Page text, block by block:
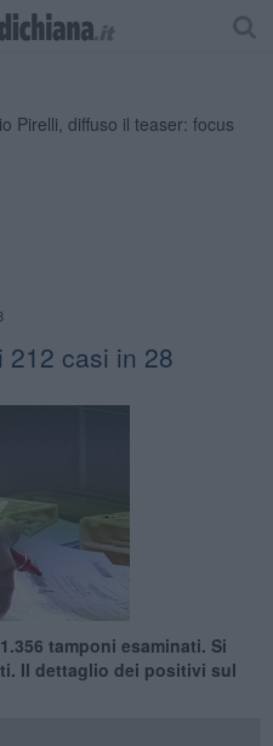
212 casi in 28
tamponi esaminati. Si
Il dettaglio dei positivi sul